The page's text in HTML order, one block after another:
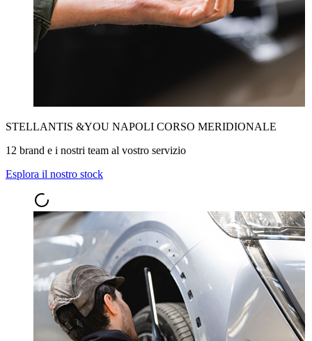
STELLANTIS &YOU NAPOLI CORSO MERIDIONALE
12 brand e i nostri team al vostro servizio
Esplora il nostro stock